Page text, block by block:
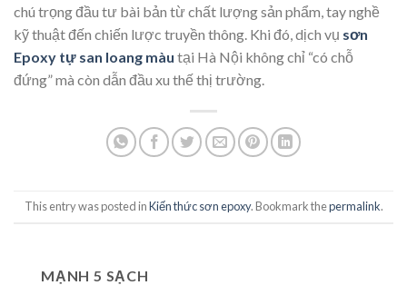
chú trọng đầu tư bài bản từ chất lượng sản phẩm, tay nghề
kỹ thuật đến chiến lược truyền thông. Khi đó, dịch vụ sơn
Epoxy tự san loang màu tại Hà Nội không chỉ “có chỗ
đứng” mà còn dẫn đầu xu thế thị trường.
This entry was posted inKiến thức sơn epoxy. Bookmark thepermalink.
MẠNH 5 SẠCH